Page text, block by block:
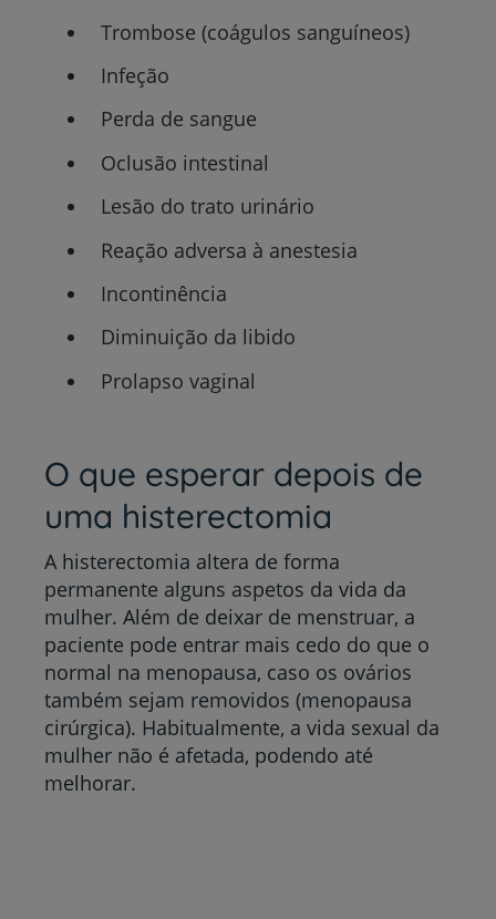
Trombose (coágulos sanguíneos)
Infeção
Perda de sangue
Oclusão intestinal
Lesão do trato urinário
Reação adversa à anestesia
Incontinência
Diminuição da libido
Prolapso vaginal
O que esperar depois de
uma histerectomia
A histerectomia altera de forma
permanente alguns aspetos da vida da
mulher. Além de deixar de menstruar, a
paciente pode entrar mais cedo do que o
normal na menopausa, caso os ovários
também sejam removidos (menopausa
cirúrgica). Habitualmente, a vida sexual da
mulher não é afetada, podendo até
melhorar.